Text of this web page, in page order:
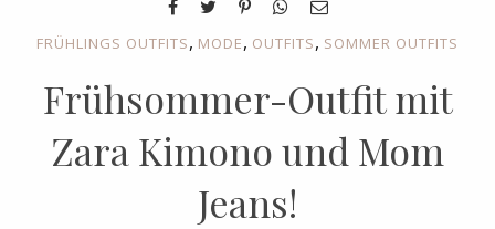
FRÜHLINGS OUTFITS, MODE, OUTFITS, SOMMER OUTFITS
Frühsommer-Outfit mit
Zara Kimono und Mom
Jeans!